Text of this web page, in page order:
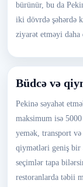
bürünür, bu da
iki dövrdə şəhərdə
ziyarət etməyi daha
Büdcə və
Pekinə səyahət
maksimum isə
yemək, transport
qiymətləri geniş bir
seçimlər tapa
restoranlarda təbii